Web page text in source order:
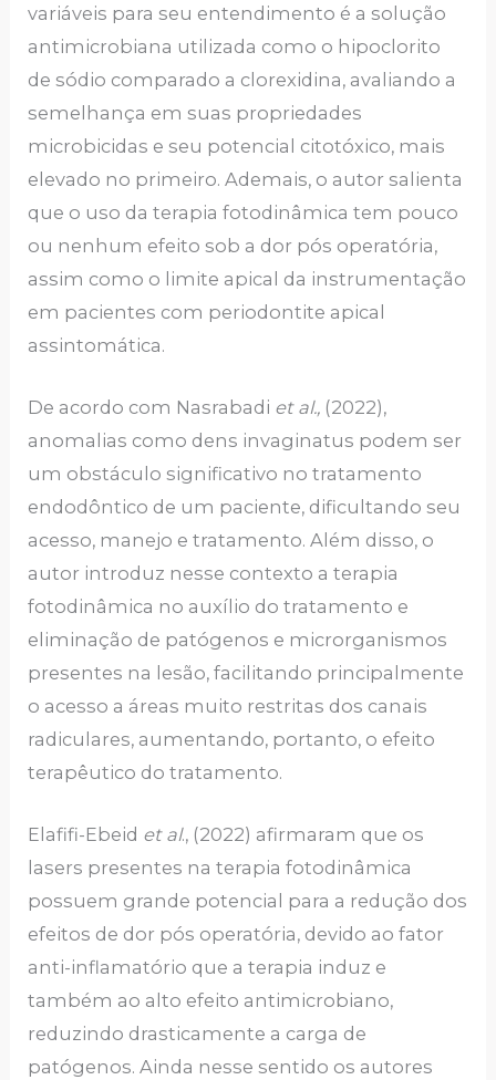
variáveis para seu entendimento é a solução
antimicrobiana utilizada como o hipoclorito
de sódio comparado a clorexidina, avaliando a
semelhança em suas propriedades
microbicidas e seu potencial citotóxico, mais
elevado no primeiro. Ademais, o autor salienta
que o uso da terapia fotodinâmica tem pouco
ou nenhum efeito sob a dor pós operatória,
assim como o limite apical da instrumentação
em pacientes com periodontite apical
assintomática.
De acordo com Nasrabadi et al., (2022),
anomalias como dens invaginatus podem ser
um obstáculo significativo no tratamento
endodôntico de um paciente, dificultando seu
acesso, manejo e tratamento. Além disso, o
autor introduz nesse contexto a terapia
fotodinâmica no auxílio do tratamento e
eliminação de patógenos e microrganismos
presentes na lesão, facilitando principalmente
o acesso a áreas muito restritas dos canais
radiculares, aumentando, portanto, o efeito
terapêutico do tratamento.
Elafifi-Ebeid et al., (2022) afirmaram que os
lasers presentes na terapia fotodinâmica
possuem grande potencial para a redução dos
efeitos de dor pós operatória, devido ao fator
anti-inflamatório que a terapia induz e
também ao alto efeito antimicrobiano,
reduzindo drasticamente a carga de
patógenos. Ainda nesse sentido os autores